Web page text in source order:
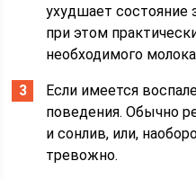
ухудшает
при этом
необходимого
Если имеется
поведения. Обычно
и сонлив, или,
тревожно.